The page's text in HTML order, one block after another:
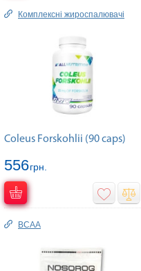
Комплексні жироспалювачі
Coleus Forskohlii (90 caps)
556грн.
BCAA